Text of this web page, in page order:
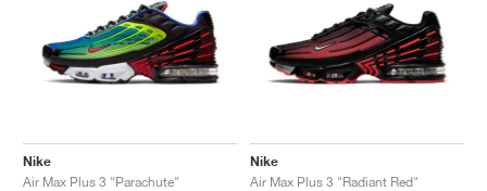
Nike
Air Max Plus 3 "Parachute"
Nike
Air Max Plus 3 "Radiant Red"